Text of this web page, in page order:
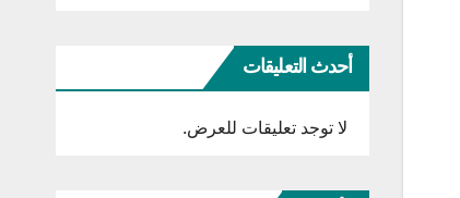
أحدث التعليقات
لا توجد تعليقات للعرض.